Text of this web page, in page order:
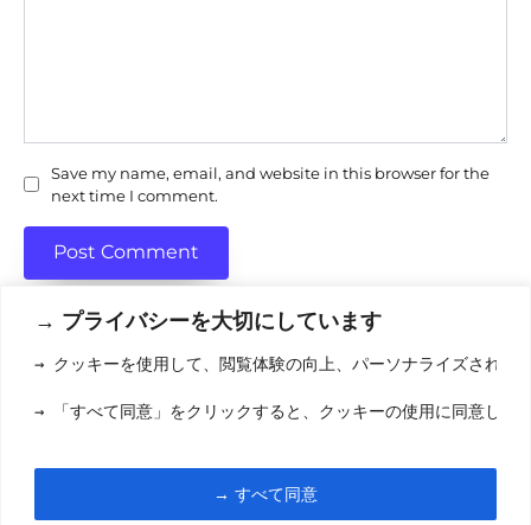
→ プライバシーを大切にしています
→ クッキーを使用して、閲覧体験の向上、パーソナライズされた
→ 「すべて同意」をクリックすると、クッキーの使用に同意した
→ すべて同意
Save my name, email, and website in this browser for the
next time I comment.
利用規約(りようきやく